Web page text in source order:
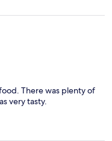
There was plenty of
very tasty.